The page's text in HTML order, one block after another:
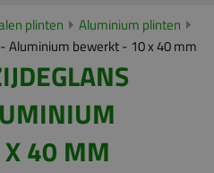
plinten
Aluminium plinten
Aluminium bewerkt - 10 x 40 mm
40 MM